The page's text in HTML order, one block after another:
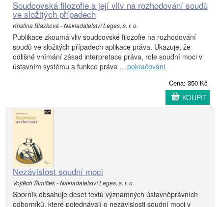
Soudcovská filozofie a její vliv na rozhodování soudů
ve složitých případech
Kristina Blažková - Nakladatelství Leges, s. r. o.
Publikace zkoumá vliv soudcovské filozofie na rozhodování
soudů ve složitých případech aplikace práva. Ukazuje, že
odlišné vnímání zásad interpretace práva, role soudní moci v
ústavním systému a funkce práva ... pokračování
Cena: 350 Kč
KOUPIT
Nezávislost soudní moci
Vojtěch Šimíček - Nakladatelství Leges, s. r. o.
Sborník obsahuje deset textů významných ústavněprávních
odborníků, které pojednávají o nezávislosti soudní moci v